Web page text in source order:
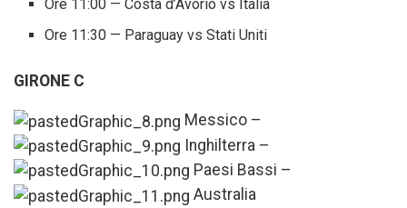
Ore 11:00 — Costa d’Avorio vs Italia
Ore 11:30 — Paraguay vs Stati Uniti
GIRONE C
Messico –
Inghilterra –
Paesi Bassi –
Australia